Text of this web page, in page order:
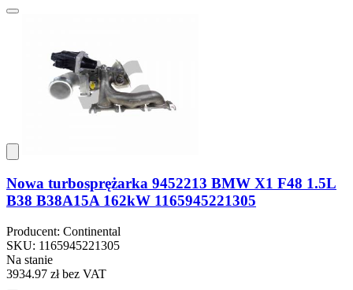
Nowa turbosprężarka 9452213 BMW X1 F48 1.5L
B38 B38A15A 162kW 1165945221305
Producent: Continental
SKU: 1165945221305
Na stanie
3934.97 złbez VAT